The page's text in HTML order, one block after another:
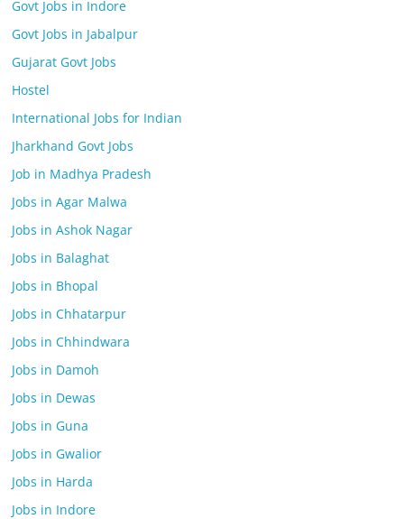
Govt Jobs in Indore
Govt Jobs in Jabalpur
Gujarat Govt Jobs
Hostel
International Jobs for Indian
Jharkhand Govt Jobs
Job in Madhya Pradesh
Jobs in Agar Malwa
Jobs in Ashok Nagar
Jobs in Balaghat
Jobs in Bhopal
Jobs in Chhatarpur
Jobs in Chhindwara
Jobs in Damoh
Jobs in Dewas
Jobs in Guna
Jobs in Gwalior
Jobs in Harda
Jobs in Indore